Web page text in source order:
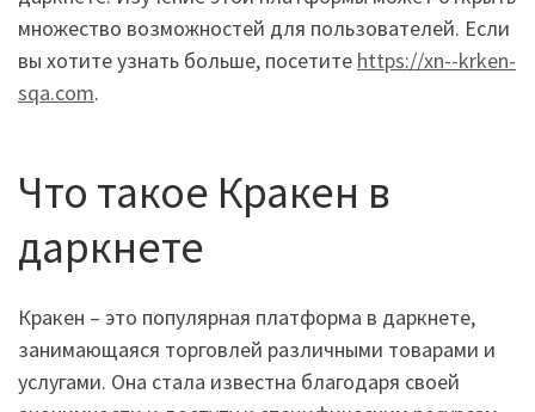
множество возможностей для пользователей. Если
вы хотите узнать больше, посетите https://xn--krken-
sqa.com.
Что такое Кракен в
даркнете
Кракен – это популярная платформа в даркнете,
занимающаяся торговлей различными товарами и
услугами. Она стала известна благодаря своей